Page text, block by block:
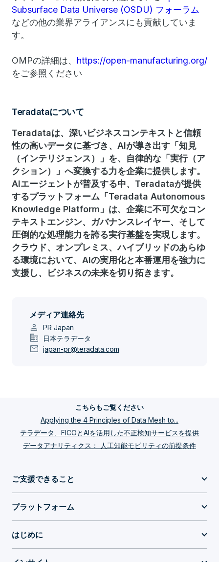
Subsurface Data Universe (OSDU) フォーラム
などの他の業界アライアンスにも貢献していま
す。
OMPの詳細は、 https://open-manufacturing.org/
をご参照ください
Teradataについて
Teradataは、深いビジネスコンテキストと信頼
性の高いデータに基づき、AIが導き出す「知見
（インテリジェンス）」を、自律的な「実行（ア
クション）」へ変換する力を企業に提供します。
AIエージェントが普及する中、Teradataが提供
するプラットフォーム「Teradata Autonomous
Knowledge Platform」は、企業に不可欠なコン
テキストエンジン、ガバナンスレイヤー、そして
圧倒的な処理能力を誇る実行基盤を実現します。
クラウド、オンプレミス、ハイブリッドのあらゆ
る環境において、AIの実用化と本番運用を強力に
支援し、ビジネスの未来を切り拓きます。
メディア連絡先
person PR Japan
domain 日本テラデータ
mail japan-pr@teradata.com
こちらもご覧ください
Applying the 4 Principles of Data Mesh to...
テラデータ、FICOとAIを活用した不正検知サービスを提供
データアナリティクス： 人工知能モビリティの前提条件
ご支援できること
プラットフォーム
はじめに